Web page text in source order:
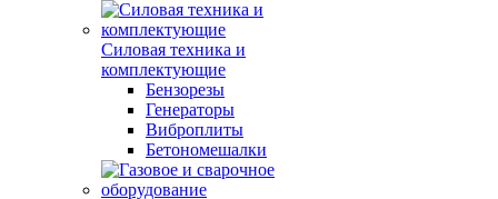
Силовая техника и
комплектующие
Бензорезы
Генераторы
Виброплиты
Бетономешалки